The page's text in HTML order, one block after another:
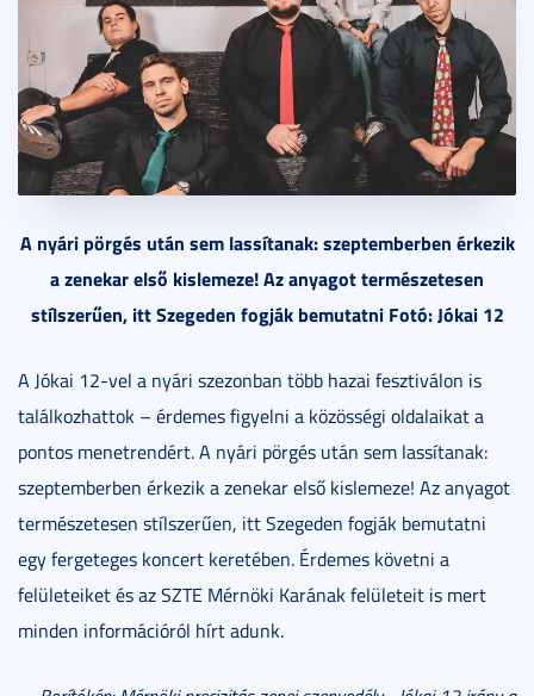
A nyári pörgés után sem lassítanak: szeptemberben érkezik
a zenekar első kislemeze! Az anyagot természetesen
stílszerűen, itt Szegeden fogják bemutatni Fotó: Jókai 12
A Jókai 12-vel a nyári szezonban több hazai fesztiválon is
találkozhattok – érdemes figyelni a közösségi oldalaikat a
pontos menetrendért. A nyári pörgés után sem lassítanak:
szeptemberben érkezik a zenekar első kislemeze! Az anyagot
természetesen stílszerűen, itt Szegeden fogják bemutatni
egy fergeteges koncert keretében. Érdemes követni a
felületeiket és az SZTE Mérnöki Karának felületeit is mert
minden információról hírt adunk.